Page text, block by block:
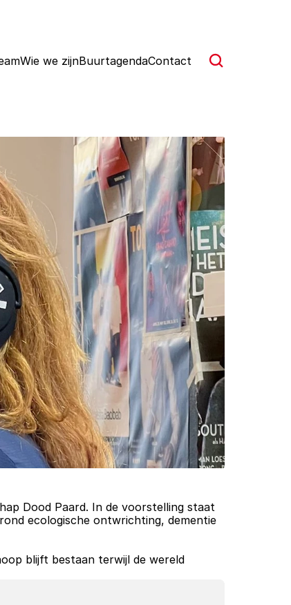
Wie we zijnBuurtagendaContact
Dood Paard. In de voorstelling staat
ecologische ontwrichting, dementie
blijft bestaan terwijl de wereld